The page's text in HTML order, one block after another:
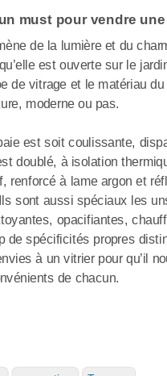
must pour vendre
de la lumière et du
est ouverte sur le
de vitrage et le matériau du
moderne ou pas.
est soit coulissante,
doublé, à isolation
renforcé à lame argon et
sont aussi spéciaux les
opacifiantes,
de spécificités propres
à un vitrier pour qu’il
de chacun.